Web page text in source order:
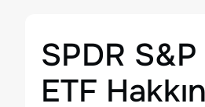
SPDR
ETF